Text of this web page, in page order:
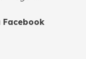
Facebook